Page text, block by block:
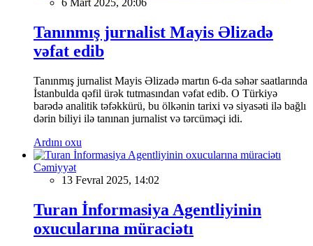
6 Mart 2025, 20:06
Tanınmış jurnalist Mayis Əlizadə
vəfat edib
Tanınmış jurnalist Mayis Əlizadə martın 6-da səhər saatlarında
İstanbulda qəfil ürək tutmasından vəfat edib. O Türkiyə
barədə analitik təfəkkürü, bu ölkənin tarixi və siyasəti ilə bağlı
dərin biliyi ilə tanınan jurnalist və tərcüməçi idi.
Ardını oxu
Cəmiyyət
13 Fevral 2025, 14:02
Turan İnformasiya Agentliyinin
oxucularına müraciətı